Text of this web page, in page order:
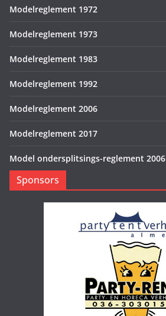
Modelreglement 1972
Modelreglement 1973
Modelreglement 1983
Modelreglement 1992
Modelreglement 2006
Modelreglement 2017
Model ondersplitsings-reglement 2006
Sponsors